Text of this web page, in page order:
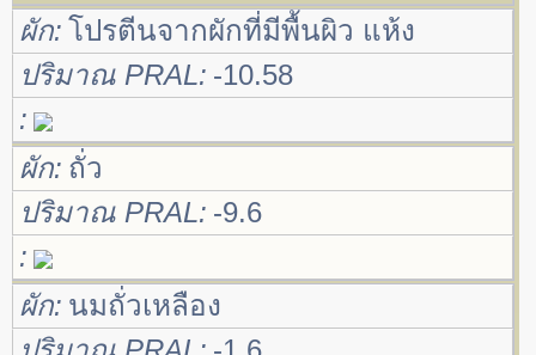
ผัก โปรตีนจากผักที่มีพื้นผิว แห้ง
ปริมาณ PRAL -10.58
ผัก ถั่ว
ปริมาณ PRAL -9.6
ผัก นมถั่วเหลือง